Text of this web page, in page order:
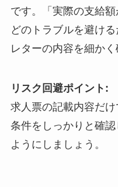
です。「実際の支給
どのトラブルを避け
レターの内容を細かく
リスク回避ポイント:
求人票の記載内容だ
条件をしっかりと確
ようにしましょう。